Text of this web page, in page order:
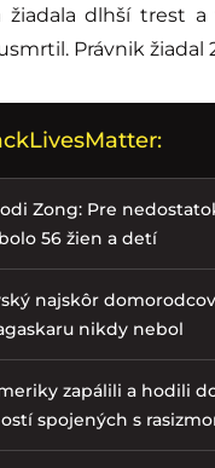
žiadala dlhší trest
Právnik žiadal
Zong: Pre
56 žien a detí
najskôr
nikdy nebol
zapálili a hodili
spojených s